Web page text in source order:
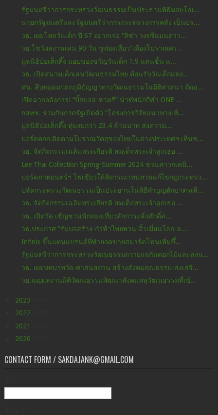
รัฐมนตรีว่าการกระทรวงวัฒนธรรมเป็นประธานพิธีมอบโล่เ...
นายกรัฐมนตรีและรัฐมนตรีว่าการกระทรวงการคลัง เป็นปร...
วธ. เผยโพลวันเด็ก ปี 67 อยากเจอ “ลิซ่า วงทรีแมนดาว...
วธ.โชว์ผลงานเด่น 90 วัน ชูท่องเที่ยว“เมืองโบราณศร...
มูลนิธิป่อเต็กตึ๊ง มอบของขวัญวันเด็ก 1.9 แสนชิ้น แ...
วธ. เปิดสนามเด็กเล่นวัฒนธรรมไทย ต้อนรับวันเด็กแห่ง...
ศน. สืบทอดมรดกภูมิปัญญาทางวัฒนธรรมในมิติศาสนา จัดอ...
เปิดฉากอลังการ! “บิ๊กบอส-ชาตรี” นำทัพนักกีฬา ONE ...
กสทช. ร่วมกับภาครัฐเปิดตัว “โครงการวิจัยแนวทางเพิ่...
มูลนิธิป่อเต็กตึ๊ง ทุ่มงบกว่า 23.4 ล้านบาท ส่งความ...
บอร์ดคกก.ติดตามโบราณวัตถุของไทยในต่างประเทศฯ เห็นช...
วธ. จัดกิจกรรมเฉลิมพระเกียรติ สมเด็จพระเจ้าลูกเธอ ...
Lee Thai Collection Spring-Summer 2024 ชวนสาวกเดนิ...
บอร์ดภาพยนตร์ฯ ไฟเขียวให้พิจารณาทบทวนแก้ไขกฎกระทรว...
ปลัดกระทรวงวัฒนธรรมเป็นประธานในพิธีทำบุญตักบาตรเพื...
วธ. จัดกิจกรรมเฉลิมพระเกียรติ สมเด็จพระเจ้าลูกเธอ ...
วธ. เปิดวัด เชิญชวนนักท่องเที่ยวสักการะสิ่งศักดิ์ส...
วธ.ประกาศ “ร่มบ่อสร้าง-กำฟ้าไทยพวน-อิ้วเมี่ยนโลก-ล...
Infinix ขึ้นแท่นแบรนด์ที่ทำยอดขายสมาร์ตโฟนเพิ่มขึ้...
รัฐมนตรีว่าการกระทรวงวัฒนธรรมถวายแจกันดอกไม้และลงน...
วธ. เผยบทบาทวัด-ศาสนสถาน สร้างสังคมคุณธรรม-ส่งเสริ...
วธ.เผยผลงานมิติวัฒนธรรมพัฒนาสังคมพหุวัฒนธรรมที่เข้...
2023
2022
2021
2020
CONTACT FORM / SAKDAJANK@GMAIL.COM